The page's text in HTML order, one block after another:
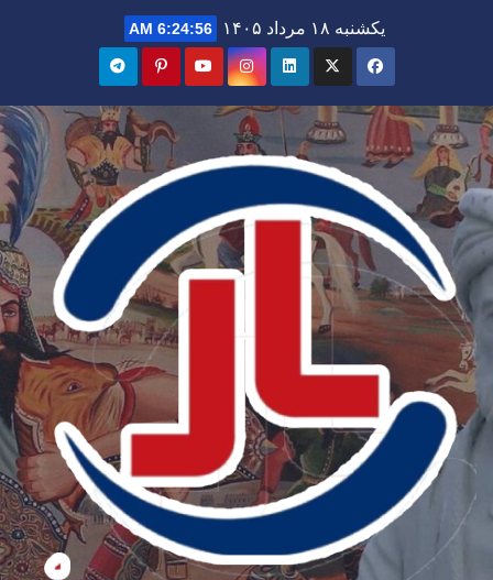
یکشنبه ۱۸ مرداد ۱۴۰۵ 6:24:57 AM